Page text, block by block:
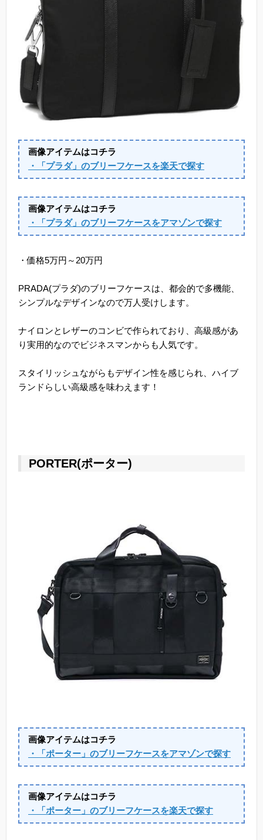
画像アイテムはコチラ
・「プラダ」のブリーフケースを楽天で探す
画像アイテムはコチラ
・「プラダ」のブリーフケースをアマゾンで探す
・価格5万円～20万円
PRADA(プラダ)のブリーフケースは、都会的で多機能、
シンプルなデザインなので万人受けします。
ナイロンとレザーのコンビで作られており、高級感があ
り実用的なのでビジネスマンからも人気です。
スタイリッシュながらもデザイン性を感じられ、ハイブ
ランドらしい高級感を味わえます！
PORTER(ポーター)
画像アイテムはコチラ
・「ポーター」のブリーフケースをアマゾンで探す
画像アイテムはコチラ
・「ポーター」のブリーフケースを楽天で探す